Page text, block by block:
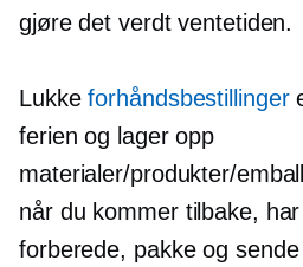
gjøre det verdt ventetiden.
Lukkeforhåndsbestillinger
ferien og lager opp
materialer/produkter/
når du kommer tilbake,
forberede, pakke og sende